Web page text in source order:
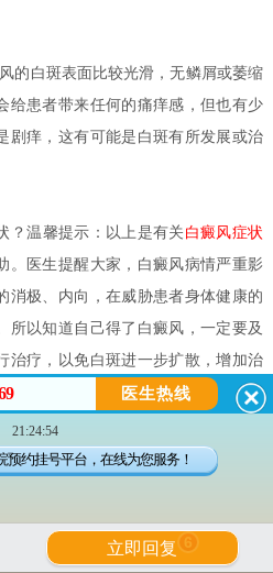
白斑表面比较光滑，无鳞屑或萎缩
给患者带来任何的痛痒感，但也有少
剧痒，这有可能是白斑有所发展或治
？温馨提示：以上是有关 白癜风症状
。医生提醒大家，白癜风病情严重影
消极、内向，在威胁患者身体健康的
所以知道自己得了白癜风，一定要及
治疗，以免白斑进一步扩散，增加治
症状？
能够把握早期治疗的时机，一旦发现
到正规专业的白癜风医院进行诊断治
效果。因此，正确掌握白癜风早期的
极为重要的意义。那么，如何正确分
医生热线
21:24:54
预约挂号平台，在线为您服务！
立即回复 6